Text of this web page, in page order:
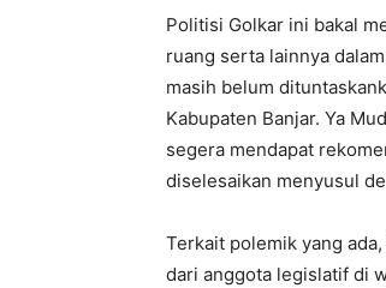
Politisi Golkar ini bakal
ruang serta lainnya
masih belum
Kabupaten Banjar. Ya
segera mendapat
diselesaikan menyusul
Terkait polemik yang
dari anggota legislatif di